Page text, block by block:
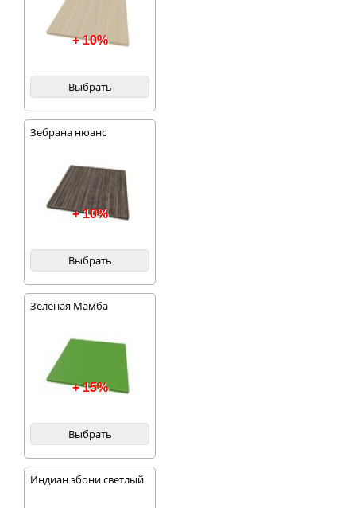
+ 10%
Выбрать
Зебрана нюанс
+ 10%
Выбрать
Зеленая Мамба
+ 15%
Выбрать
Индиан эбони светлый